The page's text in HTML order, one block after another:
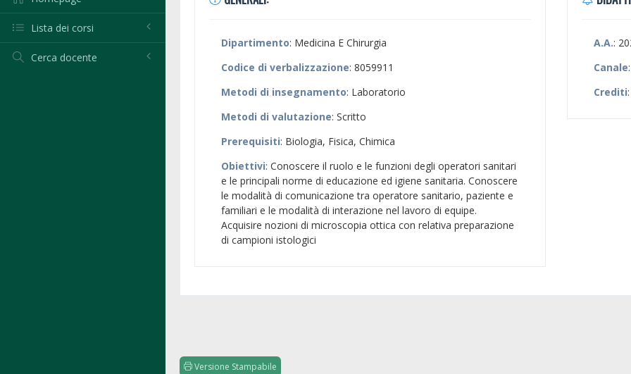
Lista dei corsi
Cerca docente
Dipartimento: Medicina E Chirurgia
Codice di verbalizzazione: 8059911
Metodi di insegnamento: Laboratorio
Metodi di valutazione: Scritto
Prerequisiti: Biologia, Fisica, Chimica
Obiettivi: Conoscere il ruolo e le funzioni degli operatori sanitari
e le principali norme di educazione ed igiene sanitaria. Conoscere
le modalità di comunicazione tra operatore sanitario, paziente e
familiari e le modalità di interazione nel lavoro di equipe.
Acquisire nozioni di microscopia ottica con relativa preparazione
di campioni istologici
A.A.:
Canale
Crediti
Versione Stampabile